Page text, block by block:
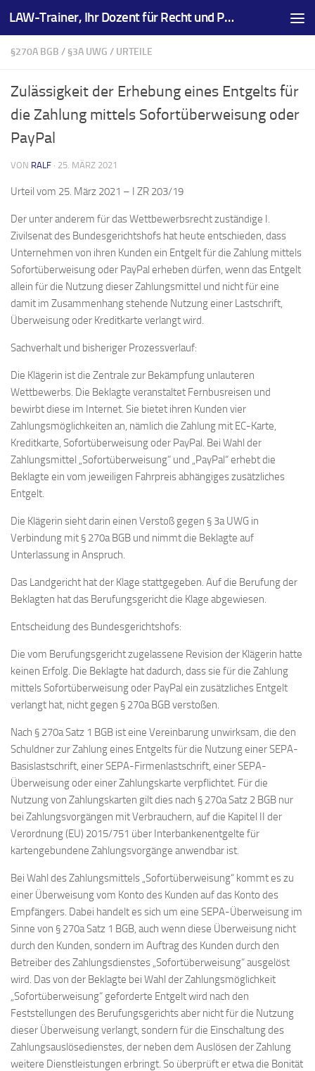
Zum Inhalt springen LAW-Trainer, Ihr Dozent für Recht und Prüfungsvorbereitungen
§270A BGB /§3A UWG / URTEILE
Zulässigkeit der Erhebung eines Entgelts für
die Zahlung mittels Sofortüberweisung oder
PayPal
VON RALF · 25. MÄRZ 2021
Urteil vom 25. März 2021 – I ZR 203/19
Der unter anderem für das Wettbewerbsrecht zuständige I.
Zivilsenat des Bundesgerichtshofs hat heute entschieden, dass
Unternehmen von ihren Kunden ein Entgelt für die Zahlung mittels
Sofortüberweisung oder PayPal erheben dürfen, wenn das Entgelt
allein für die Nutzung dieser Zahlungsmittel und nicht für eine
damit im Zusammenhang stehende Nutzung einer Lastschrift,
Überweisung oder Kreditkarte verlangt wird.
Sachverhalt und bisheriger Prozessverlauf:
Die Klägerin ist die Zentrale zur Bekämpfung unlauteren
Wettbewerbs. Die Beklagte veranstaltet Fernbusreisen und
bewirbt diese im Internet. Sie bietet ihren Kunden vier
Zahlungsmöglichkeiten an, nämlich die Zahlung mit EC-Karte,
Kreditkarte, Sofortüberweisung oder PayPal. Bei Wahl der
Zahlungsmittel „Sofortüberweisung“ und „PayPal“ erhebt die
Beklagte ein vom jeweiligen Fahrpreis abhängiges zusätzliches
Entgelt.
Die Klägerin sieht darin einen Verstoß gegen § 3a UWG in
Verbindung mit § 270a BGB und nimmt die Beklagte auf
Unterlassung in Anspruch.
Das Landgericht hat der Klage stattgegeben. Auf die Berufung der
Beklagten hat das Berufungsgericht die Klage abgewiesen.
Entscheidung des Bundesgerichtshofs:
Die vom Berufungsgericht zugelassene Revision der Klägerin hatte
keinen Erfolg. Die Beklagte hat dadurch, dass sie für die Zahlung
mittels Sofortüberweisung oder PayPal ein zusätzliches Entgelt
verlangt hat, nicht gegen § 270a BGB verstoßen.
Nach § 270a Satz 1 BGB ist eine Vereinbarung unwirksam, die den
Schuldner zur Zahlung eines Entgelts für die Nutzung einer SEPA-
Basislastschrift, einer SEPA-Firmenlastschrift, einer SEPA-
Überweisung oder einer Zahlungskarte verpflichtet. Für die
Nutzung von Zahlungskarten gilt dies nach § 270a Satz 2 BGB nur
bei Zahlungsvorgängen mit Verbrauchern, auf die Kapitel II der
Verordnung (EU) 2015/751 über Interbankenentgelte für
kartengebundene Zahlungsvorgänge anwendbar ist.
Bei Wahl des Zahlungsmittels „Sofortüberweisung“ kommt es zu
einer Überweisung vom Konto des Kunden auf das Konto des
Empfängers. Dabei handelt es sich um eine SEPA-Überweisung im
Sinne von § 270a Satz 1 BGB, auch wenn diese Überweisung nicht
durch den Kunden, sondern im Auftrag des Kunden durch den
Betreiber des Zahlungsdienstes „Sofortüberweisung“ ausgelöst
wird. Das von der Beklagte bei Wahl der Zahlungsmöglichkeit
„Sofortüberweisung“ geforderte Entgelt wird nach den
Feststellungen des Berufungsgerichts aber nicht für die Nutzung
dieser Überweisung verlangt, sondern für die Einschaltung des
Zahlungsauslösedienstes, der neben dem Auslösen der Zahlung
weitere Dienstleistungen erbringt. So überprüft er etwa die Bonität